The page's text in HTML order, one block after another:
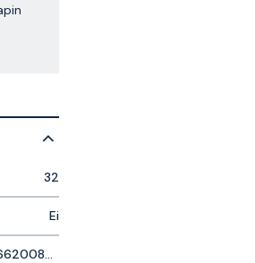
32
Ei